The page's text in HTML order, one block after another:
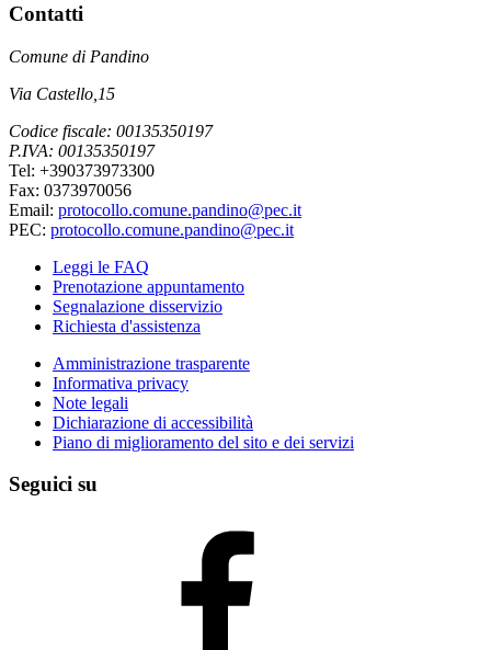
Contatti
Comune di Pandino
Via Castello,15
Codice fiscale: 00135350197
P.IVA: 00135350197
Tel: +390373973300
Fax: 0373970056
Email: protocollo.comune.pandino@pec.it
PEC: protocollo.comune.pandino@pec.it
Leggi le FAQ
Prenotazione appuntamento
Segnalazione disservizio
Richiesta d'assistenza
Amministrazione trasparente
Informativa privacy
Note legali
Dichiarazione di accessibilità
Piano di miglioramento del sito e dei servizi
Seguici su